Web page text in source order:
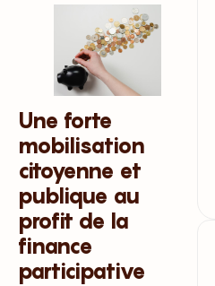
Une forte
mobilisation
citoyenne et
publique au
profit de la
finance
participative